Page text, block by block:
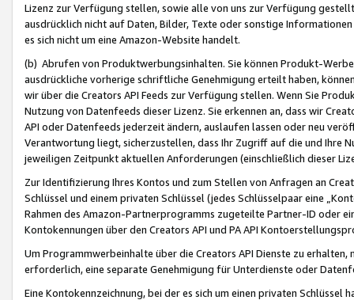
Lizenz zur Verfügung stellen, sowie alle von uns zur Verfügung
ausdrücklich nicht auf Daten, Bilder, Texte oder sonstige
es sich nicht um eine Amazon-Website handelt.
(b) Abrufen von Produktwerbungsinhalten. Sie können Produkt-
ausdrückliche vorherige schriftliche Genehmigung erteilt haben,
wir über die Creators API Feeds zur Verfügung stellen. Wenn Sie
Nutzung von Datenfeeds dieser Lizenz. Sie erkennen an, dass wir
API oder Datenfeeds jederzeit ändern, auslaufen lassen oder neu
Verantwortung liegt, sicherzustellen, dass Ihr Zugriff auf die und Ihre
jeweiligen Zeitpunkt aktuellen Anforderungen (einschließlich dieser
Zur Identifizierung Ihres Kontos und zum Stellen von Anfragen an
Schlüssel und einem privaten Schlüssel (jedes Schlüsselpaar eine
Rahmen des Amazon-Partnerprogramms zugeteilte Partner-ID oder
Kontokennungen über den Creators API und PA API
Um Programmwerbeinhalte über die Creators API Dienste zu
erforderlich, eine separate Genehmigung für Unterdienste oder
Eine Kontokennzeichnung, bei der es sich um einen privaten